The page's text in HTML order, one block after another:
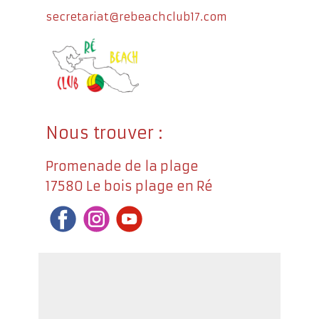
secretariat@rebeachclub17.com
Nous trouver :
Promenade de la plage
17580 Le bois plage en Ré